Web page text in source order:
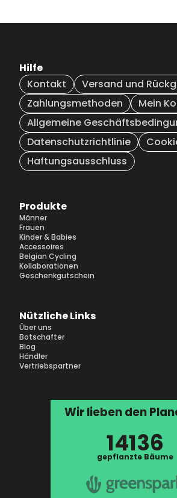
Hilfe
Kontakt
Versand und
Zahlungsmethoden
Mein
Allgemeine
Datenschutzrichtlinie
Haftungsausschluss
Produkte
Männer
Frauen
Kinder & Babies
Accessoires
Belgian Cycling
Kollaborationen
Geschenkgutschein
Nützliche Links
Über uns
Botschafter
Blog
Händler
Vertriebspartner
Wir lieben den
14136
gepflanzte Bäume